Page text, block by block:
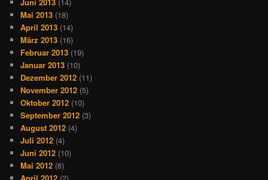
Mai 2013 (18)
April 2013 (14)
März 2013 (16)
Februar 2013 (19)
Januar 2013 (10)
Dezember 2012 (11)
November 2012 (5)
Oktober 2012 (10)
September 2012 (3)
August 2012 (4)
Juli 2012 (4)
Juni 2012 (10)
Mai 2012 (8)